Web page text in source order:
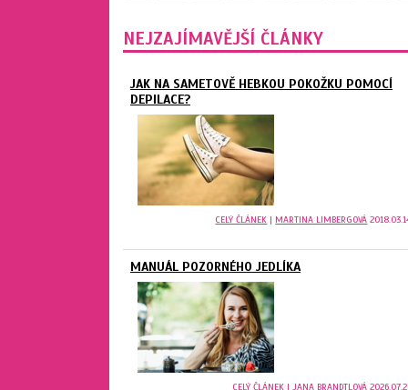
NEJZAJÍMAVĚJŠÍ ČLÁNKY
JAK NA SAMETOVĚ HEBKOU POKOŽKU POMOCÍ
DEPILACE?
CELÝ ČLÁNEK | MARTINA LIMBERGOVÁ
MANUÁL POZORNÉHO JEDLÍKA
CELÝ ČLÁNEK |JANA BRANDTLOVÁ